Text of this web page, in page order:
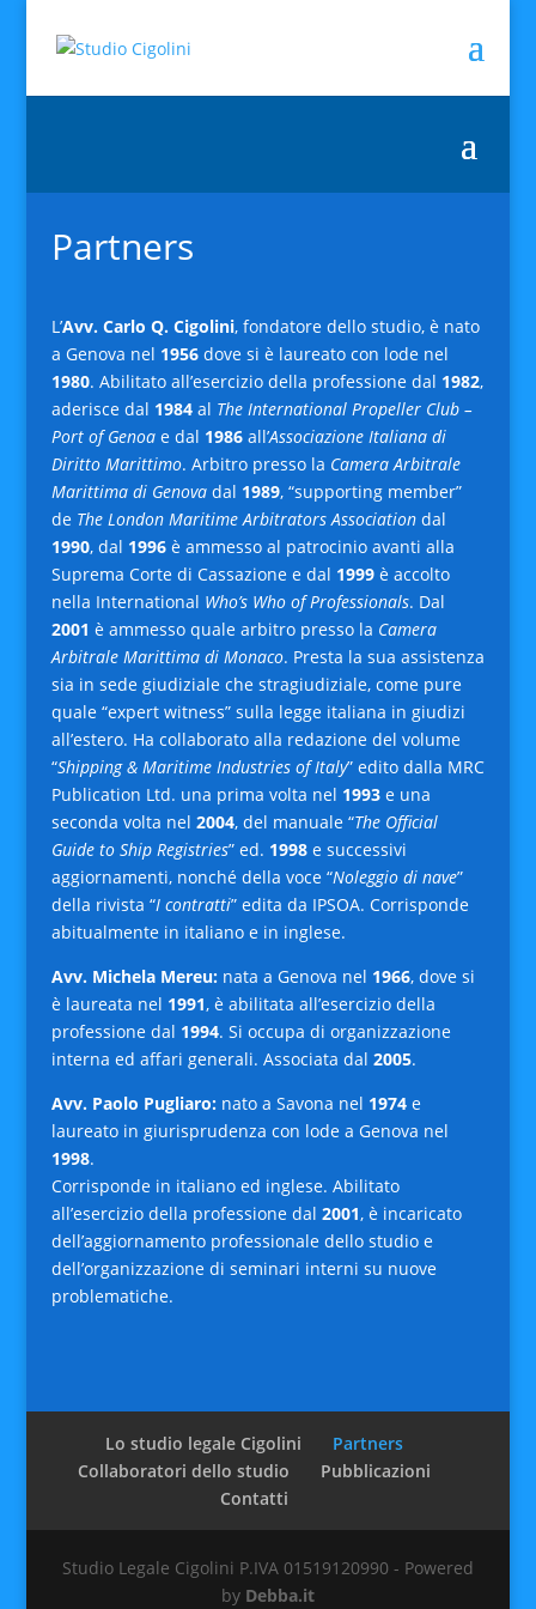
Partners
L’Avv. Carlo Q. Cigolini, fondatore dello studio, è nato
a Genova nel 1956dove si è laureato con lode nel
1980. Abilitato all’esercizio della professione dal 1982,
aderisce dal 1984al The International Propeller Club –
Port of Genoae dal 1986all’Associazione Italiana di
Diritto Marittimo. Arbitro presso la Camera Arbitrale
Marittima di Genovadal 1989, “supporting member”
de The London Maritime Arbitrators Associationdal
1990, dal 1996è ammesso al patrocinio avanti alla
Suprema Corte di Cassazione e dal 1999è accolto
nella International Who’s Who of Professionals. Dal
2001 è ammesso quale arbitro presso la Camera
Arbitrale Marittima di Monaco. Presta la sua assistenza
sia in sede giudiziale che stragiudiziale, come pure
quale “expert witness” sulla legge italiana in giudizi
all’estero. Ha collaborato alla redazione del volume
“Shipping & Maritime Industries of Italy” edito dalla MRC
Publication Ltd. una prima volta nel 1993e una
seconda volta nel 2004, del manuale “The Official
Guide to Ship Registries” ed. 1998e successivi
aggiornamenti, nonché della voce “Noleggio di nave”
della rivista “I contratti” edita da IPSOA. Corrisponde
abitualmente in italiano e in inglese.
Avv. Michela Mereu:nata a Genova nel 1966, dove si
è laureata nel 1991, è abilitata all’esercizio della
professione dal 1994. Si occupa di organizzazione
interna ed affari generali. Associata dal 2005.
Avv. Paolo Pugliaro:nato a Savona nel 1974e
laureato in giurisprudenza con lode a Genova nel
1998.
Corrisponde in italiano ed inglese. Abilitato
all’esercizio della professione dal 2001, è incaricato
dell’aggiornamento professionale dello studio e
dell’organizzazione di seminari interni su nuove
problematiche.
Lo studio legale Cigolini
Partners
Collaboratori dello studio
Pubblicazioni
Contatti
Studio Legale Cigolini P.IVA 01519120990 - Powered
by Debba.it